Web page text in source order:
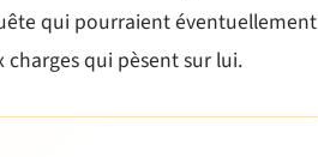
qui pourraient éventuellement
qui pèsent sur lui.